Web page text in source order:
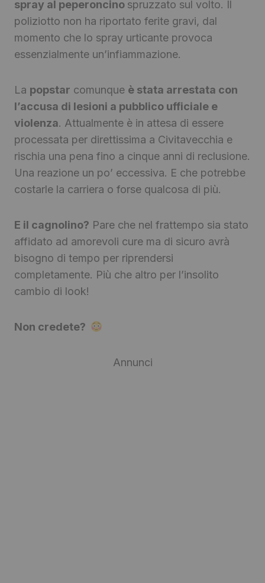
spray al peperoncino spruzzato sul volto. Il
poliziotto non ha riportato ferite gravi, dal
momento che lo spray urticante provoca
essenzialmente un’infiammazione.
La popstar comunque è stata arrestata con
l’accusa di lesioni a pubblico ufficiale e
violenza. Attualmente è in attesa di essere
processata per direttissima a Civitavecchia e
rischia una pena fino a cinque anni di reclusione.
Una reazione un po’ eccessiva. E che potrebbe
costarle la carriera o forse qualcosa di più.
E il cagnolino? Pare che nel frattempo sia stato
affidato ad amorevoli cure ma di sicuro avrà
bisogno di tempo per riprendersi
completamente. Più che altro per l’insolito
cambio di look!
Non credete?
Annunci